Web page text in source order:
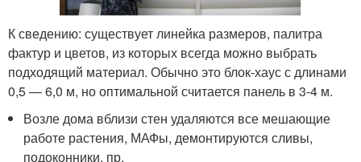
К сведению: существует линейка размеров, палитра
фактур и цветов, из которых всегда можно выбрать
подходящий материал. Обычно это блок-хаус с длинами
0,5 — 6,0 м, но оптимальной считается панель в 3-4 м.
Возле дома вблизи стен удаляются все мешающие
работе растения, МАФы, демонтируются сливы,
подоконники, пр.